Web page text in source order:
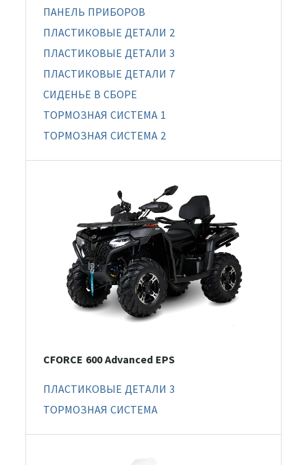
ПАНЕЛЬ ПРИБОРОВ
ПЛАСТИКОВЫЕ ДЕТАЛИ 2
ПЛАСТИКОВЫЕ ДЕТАЛИ 3
ПЛАСТИКОВЫЕ ДЕТАЛИ 7
СИДЕНЬЕ В СБОРЕ
ТОРМОЗНАЯ СИСТЕМА 1
ТОРМОЗНАЯ СИСТЕМА 2
CFORCE 600 Advanced EPS
ПЛАСТИКОВЫЕ ДЕТАЛИ 3
ТОРМОЗНАЯ СИСТЕМА